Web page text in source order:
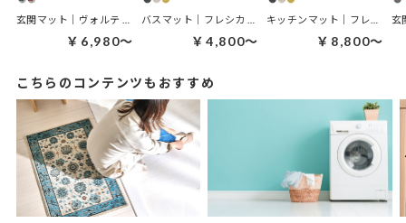
￥6,980～ ￥4,800～ ￥8,800～
こちらのコンテンツもおすすめ